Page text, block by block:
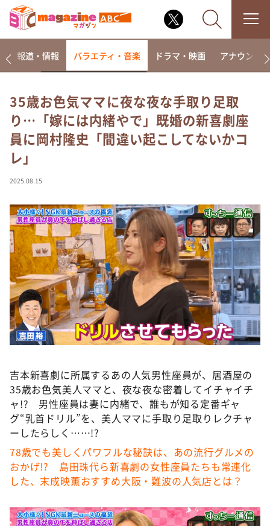
なるみ・岡村の過ぎるTV
相席食堂
～人生密着トークバラエティ！～ やすとものいたっ
て真剣です
探偵！ナイトスクープ
news おかえり
河合＆A.B.C-Z塚田×福井アナ「なんでやねん！？」
（news おかえり）
DAIGOも台所 ～きょうの献立 何にする？～
本日はダイアンなり！シーズン２
朝だ！生です旅サラダ
教えて！ニュースライブ 正義のミカタ
新婚さんいらっしゃい！
ポツンと一軒家
ザキ山小屋本館
ぺこぱのまるスポ
アナ回覧板
報道・情報 バラエティ・音楽 ドラマ・映画 アナウンサー
35歳お色気ママに夜な夜な手取り足取
り…「嫁には内緒やで」既婚の新喜劇座
員に岡村隆史「間違い起こしてないかコ
レ」
2025.08.15
吉本新喜劇に所属するあの人気男性座員が、居酒屋の
35歳お色気美人ママと、夜な夜な密着してイチャイチ
ャ!? 男性座員は妻に内緒で、誰もが知る定番ギャ
グ“乳首ドリル”を、美人ママに手取り足取りレクチャ
ーしたらしく……!?
78歳でも美しくパワフルな秘訣は、あの流行グルメの
おかげ!? 島田珠代ら新喜劇の女性座員たちも常連化
した、末成映薫おすすめ大阪・難波の人気店とは？